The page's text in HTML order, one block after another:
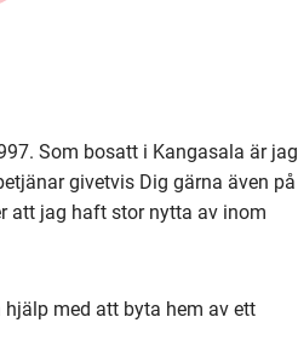
Som bosatt i Kangasala är jag
givetvis Dig gärna även på
att jag haft stor nytta av inom
med att byta hem av ett